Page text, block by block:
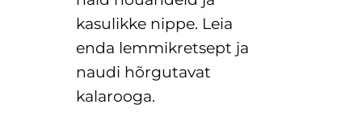
kasulikke nippe. Leia
enda lemmikretsept ja
naudi hõrgutavat
kalarooga.